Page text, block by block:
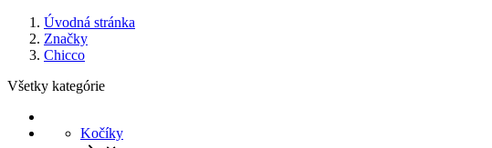
Úvodná stránka
Značky
Chicco
Všetky kategórie
Kočíky